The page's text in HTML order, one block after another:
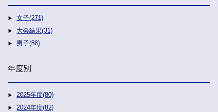
女子(271)
大会結果(31)
男子(88)
年度別
2025年度(80)
2024年度(82)